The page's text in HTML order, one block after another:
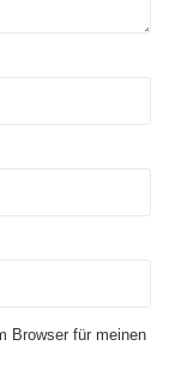
Browser für meinen